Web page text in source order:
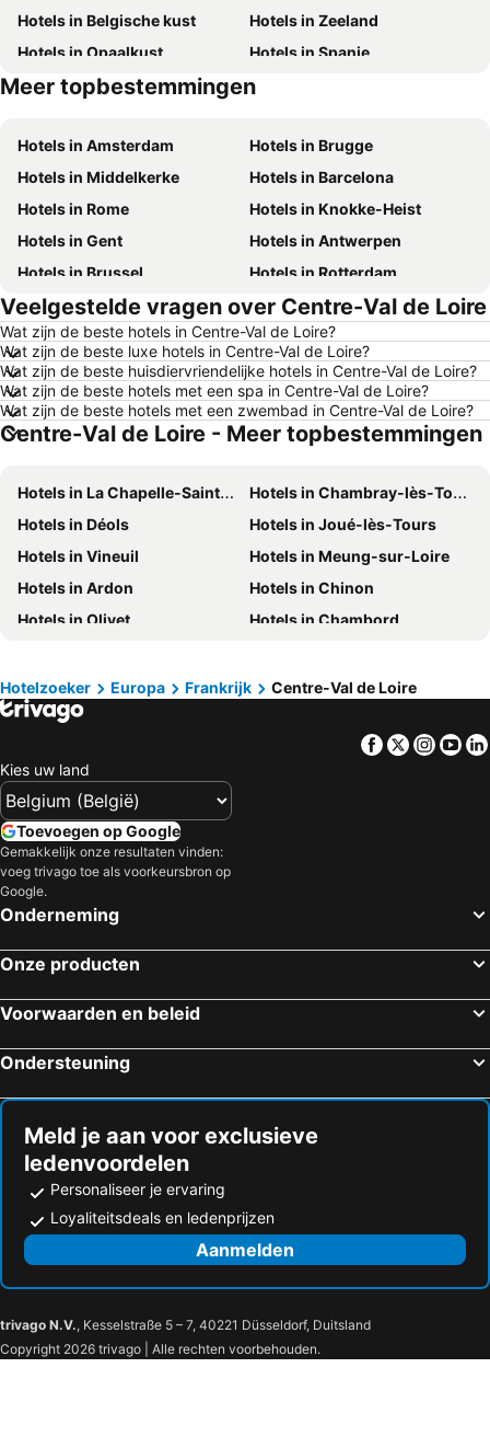
Hotels in Belgische kust
Hotels in Zeeland
Hotels in Opaalkust
Hotels in Spanje
Hotels in België
Hotels in Frankrijk
Meer topbestemmingen
Hotels in Amsterdam
Hotels in Brugge
Hotels in Middelkerke
Hotels in Barcelona
Hotels in Rome
Hotels in Knokke-Heist
Hotels in Gent
Hotels in Antwerpen
Hotels in Brussel
Hotels in Rotterdam
Hotels in Maastricht
Hotels in Durbuy
Hotels in Hasselt
Hotels in New York
Hotels in Boulogne-sur-Mer
Hotels in De Haan
Hotels in Le Touquet-Paris-Plage
Hotels in Duinkerke
Hotels in Málaga
Hotels in Belgische Ardennen
Hotels in Mallorca
Hotels in Ibiza
Hotels in Italië
Hotels in Normandië
Hotels in Nederland
Hotels in Griekenland
Hotels in Rhodos
Hotels in Kreta
Hotels in Gardameer
Hotels in Costa Brava
Hotels in Sicilië
Hotels in Malta
Hotels in Gran Canaria
Veelgestelde vragen over Centre-Val de Loire
Wat zijn de beste hotels in Centre-Val de Loire?
Wat zijn de beste luxe hotels in Centre-Val de Loire?
Wat zijn de beste huisdiervriendelijke hotels in Centre-Val de Loire?
Wat zijn de beste hotels met een spa in Centre-Val de Loire?
Wat zijn de beste hotels met een zwembad in Centre-Val de Loire?
Centre-Val de Loire - Meer topbestemmingen
Hotels in La Chapelle-Saint-Mesmin
Hotels in Chambray-lès-Tours
Hotels in Déols
Hotels in Joué-lès-Tours
Hotels in Vineuil
Hotels in Meung-sur-Loire
Hotels in Ardon
Hotels in Chinon
Hotels in Olivet
Hotels in Chambord
Hotels in Saint-Aignan
Hotels in Salbris
Hotels in Cheverny
Hotels in Saint-Doulchard
Hotels in Parçay-Meslay
Hotels in Chenonceaux
Hotels in Saint-Maur
Hotels in Ballan-Miré
Hotels in Maslives
Hotels in Azay-le-Rideau
Hotels in Saint-Avertin
Hotels in Saint-Gervais-la-Forêt
Hotels in Contres
Hotels in Saint-Satur
Hotels in Villemandeur
Hotelzoeker Europa Frankrijk Centre-Val de Loire
Facebook
Twitter
Kies uw land
Toevoegen op Google
Gemakkelijk onze resultaten vinden:
voeg trivago toe als voorkeursbron op
Google.
Onderneming
Onze producten
Voorwaarden en beleid
Ondersteuning
Meld je aan voor exclusieve
ledenvoordelen
Personaliseer je ervaring
Loyaliteitsdeals en ledenprijzen
Aanmelden
trivago N.V., Kesselstraße 5 – 7, 40221 Düsseldorf, Duitsland
Copyright 2026 trivago | Alle rechten voorbehouden.